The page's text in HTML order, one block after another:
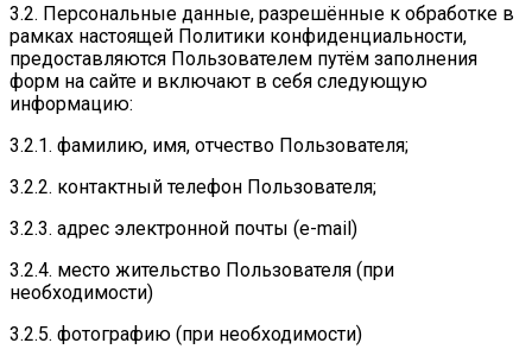
3.2. Персональные данные, разрешённые к обработке в
рамках настоящей Политики конфиденциальности,
предоставляются Пользователем путём заполнения
форм на сайте и включают в себя следующую
информацию:
3.2.1. фамилию, имя, отчество Пользователя;
3.2.2. контактный телефон Пользователя;
3.2.3. адрес электронной почты (e-mail)
3.2.4. место жительство Пользователя (при
необходимости)
3.2.5. фотографию (при необходимости)